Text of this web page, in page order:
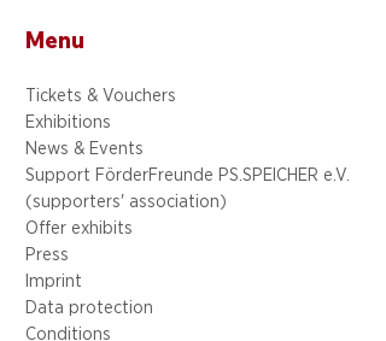
Menu
Tickets & Vouchers
Exhibitions
News & Events
Support FörderFreunde PS.SPEICHER e.V.
(supporters' association)
Offer exhibits
Press
Imprint
Data protection
Conditions